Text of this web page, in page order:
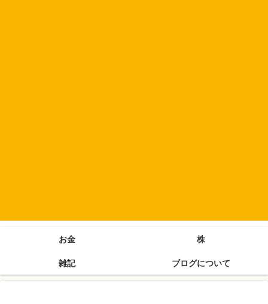
お金
株
雑記
ブログについて